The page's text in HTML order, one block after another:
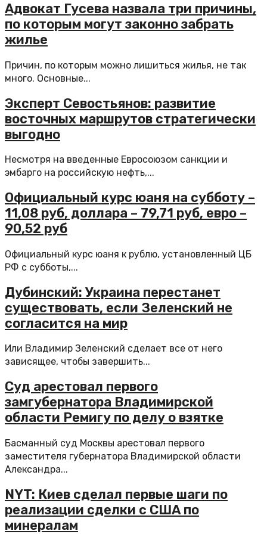
Адвокат Гусева назвала три причины,
по которым могут законно забрать
жилье
Причин, по которым можно лишиться жилья, не так
много. Основные...
Эксперт Севостьянов: развитие
восточных маршрутов стратегически
выгодно
Несмотря на введенные Евросоюзом санкции и
эмбарго на российскую нефть,...
Официальный курс юаня на субботу –
11,08 руб, доллара – 79,71 руб, евро –
90,52 руб
Официальный курс юаня к рублю, установленный ЦБ
РФ с субботы,...
Дубинский: Украина перестанет
существовать, если Зеленский не
согласится на мир
Или Владимир Зеленский сделает все от него
зависящее, чтобы завершить...
Суд арестовал первого
замгубернатора Владимирской
области Ремигу по делу о взятке
Басманный суд Москвы арестовал первого
заместителя губернатора Владимирской области
Александра...
NYT: Киев сделал первые шаги по
реализации сделки с США по
минералам